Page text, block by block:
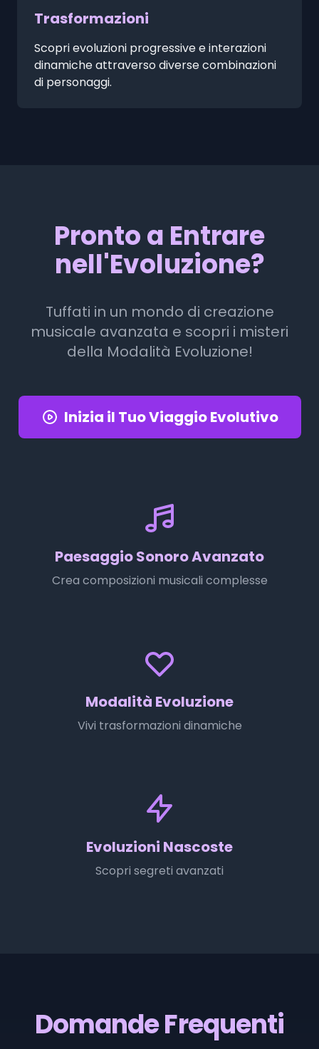
Trasformazioni
Scopri evoluzioni progressive e interazioni
dinamiche attraverso diverse combinazioni
di personaggi.
Pronto a Entrare
nell'Evoluzione?
Tuffati in un mondo di creazione
musicale avanzata e scopri i misteri
della Modalità Evoluzione!
Inizia il Tuo Viaggio Evolutivo
Paesaggio Sonoro Avanzato
Crea composizioni musicali complesse
Modalità Evoluzione
Vivi trasformazioni dinamiche
Evoluzioni Nascoste
Scopri segreti avanzati
Domande Frequenti